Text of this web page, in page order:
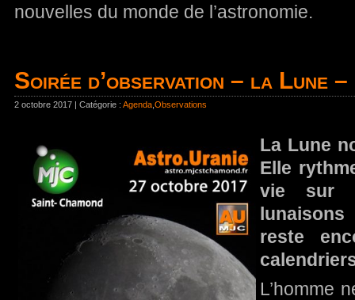
nouvelles du monde de l’astronomie.
Soirée d’observation – la Lune
2 octobre 2017 | Catégorie : Agenda Observations
La Lune
Elle
vie sur
reste
L’homme